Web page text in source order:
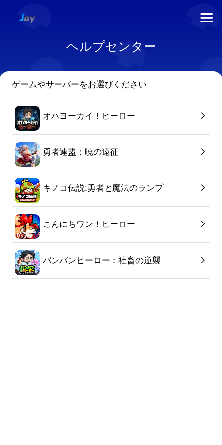
ヘルプセンター
ゲームやサーバーをお選びください
オハヨーカイ！ヒーロー
勇者連盟：暁の遠征
キノコ伝説:勇者と魔法のランプ
こんにちワン！ヒーロー
バンバンヒーロー：社畜の逆襲